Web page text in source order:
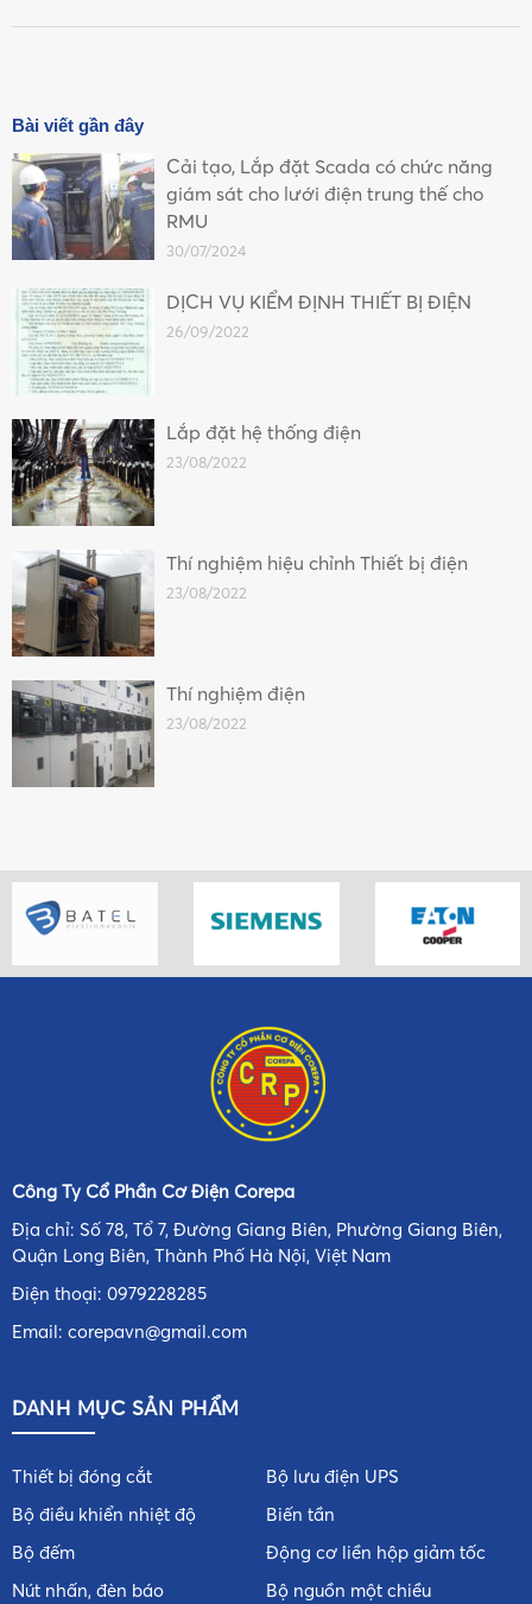
Bài viết gần đây
Cải tạo, Lắp đặt Scada có chức năng
giám sát cho lưới điện trung thế cho
RMU
30/07/2024
DỊCH VỤ KIỂM ĐỊNH THIẾT BỊ ĐIỆN
26/09/2022
Lắp đặt hệ thống điện
23/08/2022
Thí nghiệm hiệu chỉnh Thiết bị điện
23/08/2022
Thí nghiệm điện
23/08/2022
Công Ty Cổ Phần Cơ Điện Corepa
Địa chỉ: Số 78, Tổ 7, Đường Giang Biên, Phường Giang Biên,
Quận Long Biên, Thành Phố Hà Nội, Việt Nam
Điện thoại: 0979228285
Email: corepavn@gmail.com
DANH MỤC SẢN PHẨM
Thiết bị đóng cắt
Bộ điều khiển nhiệt độ
Bộ đếm
Nút nhấn, đèn báo
Bộ lưu điện UPS
Biến tần
Động cơ liền hộp giảm tốc
Bộ nguồn một chiều